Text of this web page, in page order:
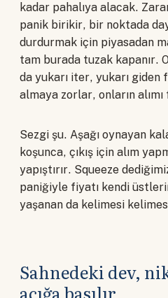
kadar pahalıya alacak.
panik birikir, bir noktada
durdurmak için piyasadan
tam burada tuzak kapanır.
da yukarı iter, yukarı giden
almaya zorlar, onların
Sezgi şu. Aşağı oynayan
koşunca, çıkış için alım
yapıştırır. Squeeze
paniğiyle fiyatı kendi
yaşanan da kelimesi
Sahnedeki dev,
açığa basılır